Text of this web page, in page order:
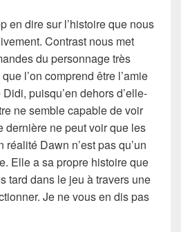
en dire sur l’histoire que nous
Contrast nous met
du personnage très
l’on comprend être l’amie
puisqu’en dehors d’elle-
ne semble capable de voir
dernière ne peut voir que les
Dawn n’est pas qu’un
Elle a sa propre histoire que
tard dans le jeu à travers une
Je ne vous en dis pas